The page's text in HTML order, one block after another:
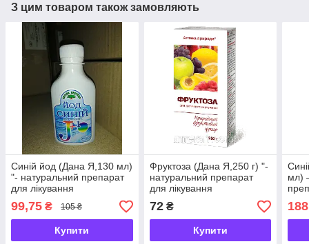
З цим товаром також замовляють
Синій йод (Дана Я,130 мл)
"- натуральний препарат
для лікування
захворювань
щитоподібної залози
99,75 ₴ 105 ₴
Купити
Фруктоза (Дана Я,250 г) "-
натуральний препарат
для лікування
захворювань
щитоподібної залози
72₴
Купити
мл)